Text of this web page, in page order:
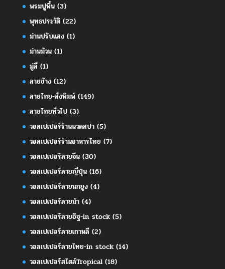
พรมปูพื้น(3)
พุทธประวัติ(22)
ม่านปรับแสง(1)
ม่านม้วน(1)
มู่ลี่(1)
ลายช้าง(12)
ลายไทย-สั่งพิมพ์(149)
ลายไทยทั่วไป(3)
วอลเปเปอร์ร้านนวดสปา(5)
วอลเปเปอร์ร้านอาหารไทย (7)
วอลเปเปอร์ลายจีน(30)
วอลเปเปอร์ลายญี่ปุ่น(16)
วอลเปเปอร์ลายนกยูง(4)
วอลเปเปอร์ลายม้า(4)
วอลเปเปอร์ลายอิฐ-in stock(5)
วอลเปเปอร์ลายเกาหลี(2)
วอลเปเปอร์ลายไทย-in stock(14)
วอลเปเปอร์สไตล์Tropical(18)